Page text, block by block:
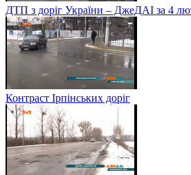
ДТП з доріг України – ДжеДАІ за 4
Контраст Ірпінських доріг